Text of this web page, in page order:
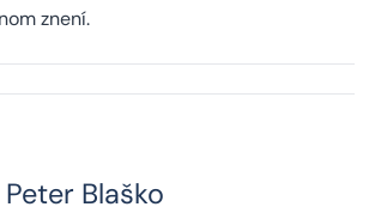
znení.
Peter Blaško